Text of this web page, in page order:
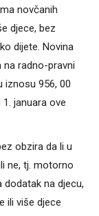
novčanih
djece, bez
dijete. Novina
radno-pravni
iznosu 956, 00
januara ove
obzira da li u
ne, tj. motorno
na djecu,
ili više djece